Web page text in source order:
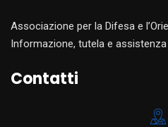
Associazione per la Difesa e
Informazione, tutela e
Contatti